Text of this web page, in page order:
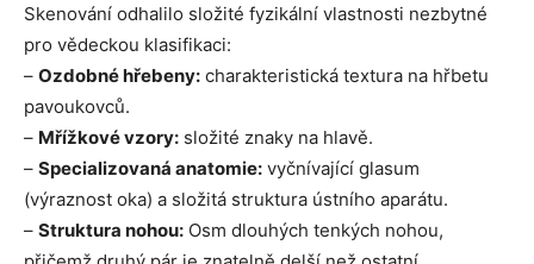
Skenování odhalilo složité fyzikální vlastnosti nezbytné
pro vědeckou klasifikaci:
– Ozdobné hřebeny: charakteristická textura na hřbetu
pavoukovců.
– Mřížkové vzory: složité znaky na hlavě.
– Specializovaná anatomie: vyčnívající glasum
(výraznost oka) a složitá struktura ústního aparátu.
– Struktura nohou: Osm dlouhých tenkých nohou,